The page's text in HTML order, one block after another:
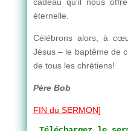
éternelle.
Célébrons alors, à
Jésus – le baptême de
de tous les chrétiens!
Père Bob
FIN du SERMON]